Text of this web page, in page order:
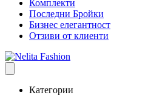
Комплекти
Последни Бройки
Бизнес елегантност
Отзиви от клиенти
Категории